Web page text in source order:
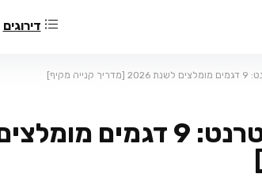
דירוגים
מקיף]